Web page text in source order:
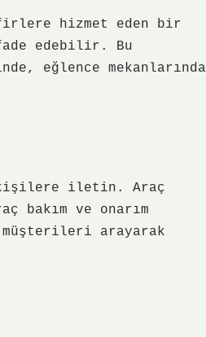
hizmet eden bir
edebilir. Bu
eğlence mekanlarında
kişilere iletin. Araç
bakım ve onarım
müşterileri arayarak